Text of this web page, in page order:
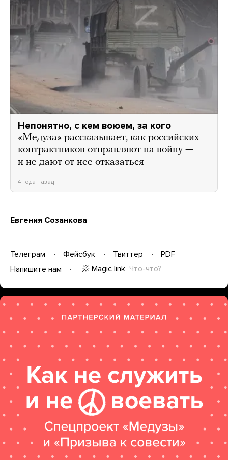
Непонятно, с кем воюем, за кого
«Медуза» рассказывает, как российских
контрактников отправляют на войну —
и не дают от нее отказаться
4 года назад
Евгения Созанкова
Телеграм Фейсбук Твиттер
PDF
Напишите нам
Magic link Что-что?